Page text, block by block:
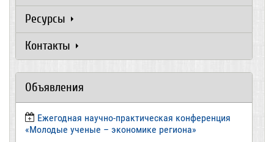
Ресурсы
Контакты
Объявления
Ежегодная научно-практическая конференция
«Молодые ученые – экономике региона»